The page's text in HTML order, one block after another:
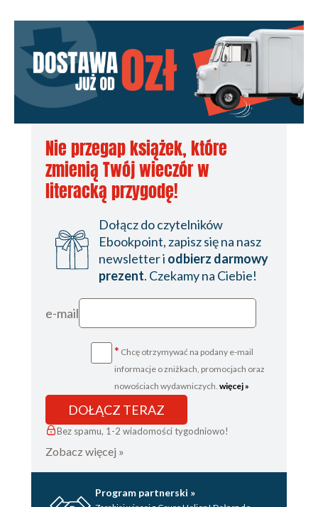
Nie przegap książek, które
zmienią Twój wieczór w
literacką przygodę!
Dołącz do czytelników
Ebookpoint, zapisz się na nasz
newsletter i odbierz darmowy
prezent. Czekamy na Ciebie!
e-mail
* Chcę otrzymywać na podany e-mail
informacje o zniżkach, promocjach oraz
nowościach wydawniczych. więcej »
DOŁĄCZ TERAZ
Bez spamu, 1-2 wiadomości tygodniowo!
Zobacz więcej »
Program partnerski »